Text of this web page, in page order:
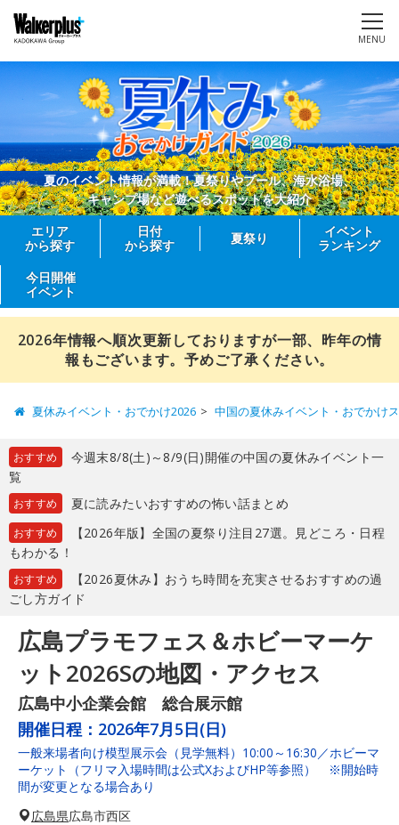
MENU
夏のイベント情報が満載！夏祭りやプール、海水浴場、
キャンプ場など遊べるスポットを大紹介
エリア
から探す
日付
から探す
夏祭り
イベント
ランキング
今日開催
イベント
2026年情報へ順次更新しておりますが一部、昨年の情
報もございます。予めご了承ください。
夏休みイベント・おでかけ2026 中国の夏休みイベント・おでかけ
おすすめ
今週末8/8(土)～8/9(日)開催の中国の夏休みイベント一
覧
おすすめ 夏に読みたいおすすめの怖い話まとめ
おすすめ
【2026年版】全国の夏祭り注目27選。見どころ・日程
もわかる！
おすすめ
【2026夏休み】おうち時間を充実させるおすすめの過
ごし方ガイド
広島プラモフェス＆ホビーマーケ
ット2026Sの地図・アクセス
広島中小企業会館 総合展示館
開催日程： 2026年7月5日(日)
一般来場者向け模型展示会（見学無料）10:00～16:30／ホビーマ
ーケット（フリマ入場時間は公式XおよびHP等参照） ※開始時
間が変更となる場合あり
広島県広島市西区